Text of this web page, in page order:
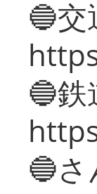
🔵交
🔵
🔵